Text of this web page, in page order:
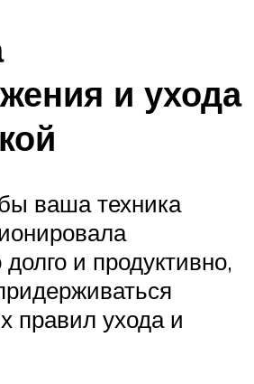
и ухода
ваша техника
и продуктивно,
правил ухода и